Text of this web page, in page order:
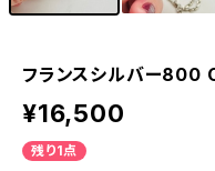
フランスシルバー800
¥16,500
残り1点